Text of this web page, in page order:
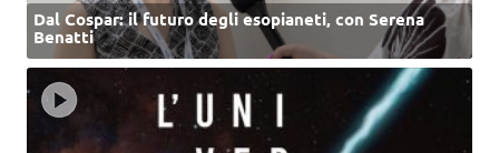
Dal Cospar: il futuro degli esopianeti, con Serena
Benatti